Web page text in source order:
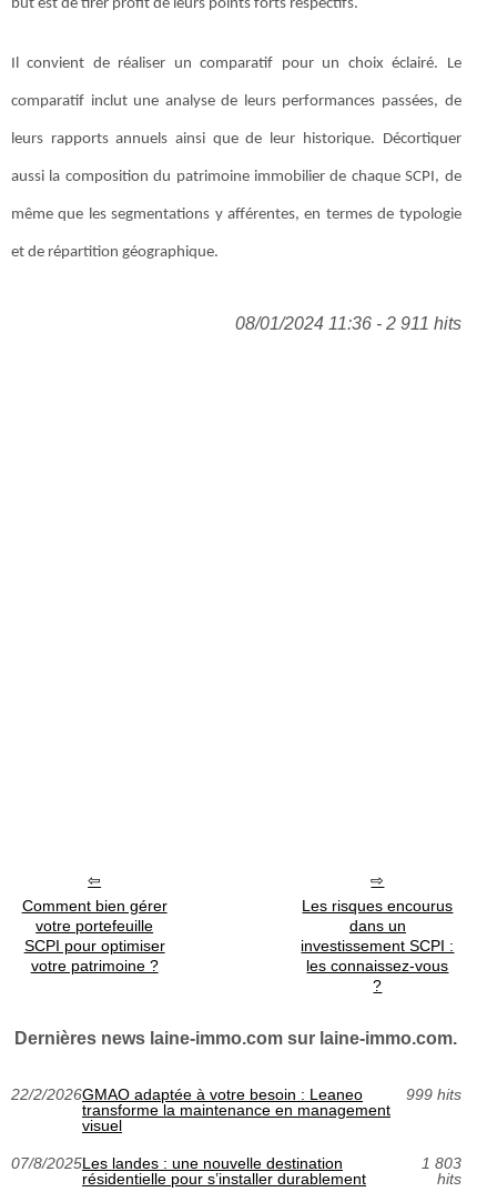
but est de tirer profit de leurs points forts respectifs.
Il convient de réaliser un comparatif pour un choix éclairé. Le
comparatif inclut une analyse de leurs performances passées, de
leurs rapports annuels ainsi que de leur historique. Décortiquer
aussi la composition du patrimoine immobilier de chaque SCPI, de
même que les segmentations y afférentes, en termes de typologie
et de répartition géographique.
08/01/2024 11:36 - 2 911 hits
Comment bien gérer
votre portefeuille
SCPI pour optimiser
votre patrimoine ?
Les risques encourus
dans un
investissement SCPI :
les connaissez-vous
?
Dernières news laine-immo.com sur laine-immo.com.
22/2/2026GMAO adaptée à votre besoin : Leaneo
transforme la maintenance en management
visuel
999 hits
07/8/2025Les landes : une nouvelle destination
résidentielle pour s’installer durablement
1 803
hits